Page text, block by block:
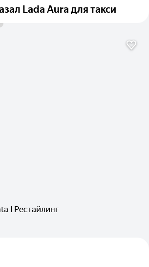
Lada Aura для такси
I Рестайлинг